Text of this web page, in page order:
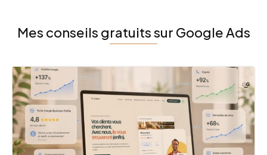
Mes conseils gratuits sur Google Ads